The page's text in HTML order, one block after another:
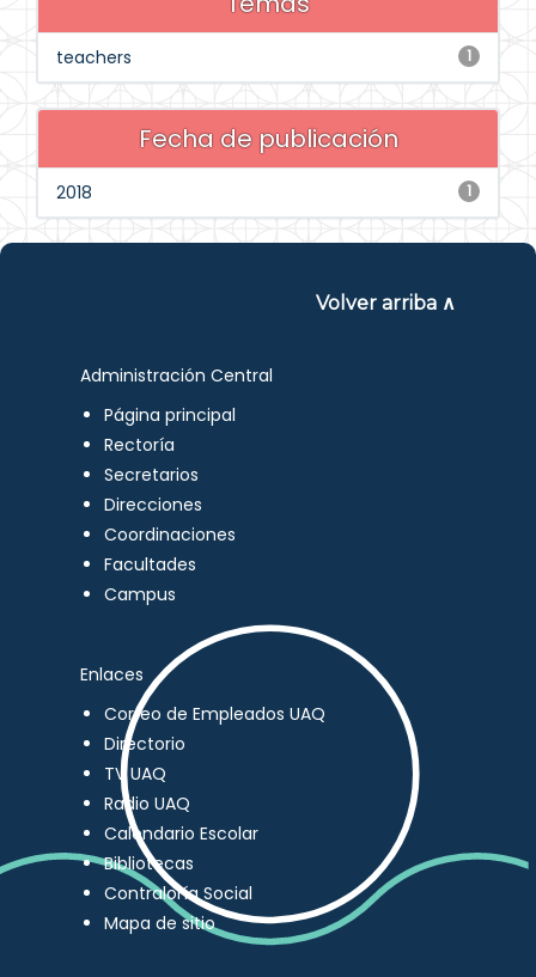
1
teachers
Fecha de publicación
1
2018
Volver arriba ∧
Administración Central
Página principal
Rectoría
Secretarios
Direcciones
Coordinaciones
Facultades
Campus
Enlaces
Correo de Empleados UAQ
Directorio
TV UAQ
Radio UAQ
Calendario Escolar
Bibliotecas
Contraloría Social
Mapa de sitio